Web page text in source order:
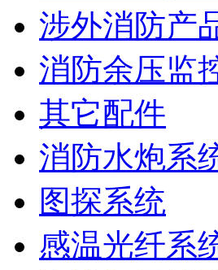
涉外消防产
消防余压监
其它配件
消防水炮系
图探系统
感温光纤系